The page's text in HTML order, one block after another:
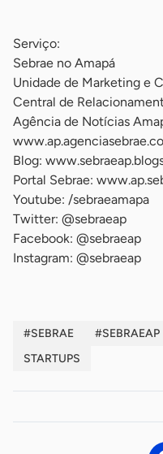
Serviço:
Sebrae no Amapá
Unidade de Marketing e
Central de
Agência de Notícias
Blog:
Portal Sebrae:
Youtube: /sebraeamapa
Twitter: @sebraeap
Facebook: @sebraeap
Instagram: @sebraeap
#SEBRAE #SEBRAEAP
STARTUPS